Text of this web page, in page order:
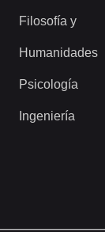
Filosofía y
Humanidades
Psicología
Ingeniería